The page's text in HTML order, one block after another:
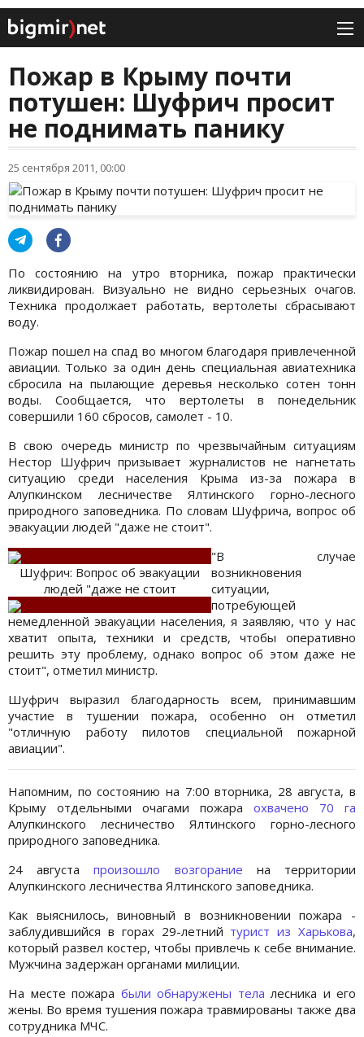
Пожар в Крыму почти
потушен: Шуфрич просит
не поднимать панику
25 сентября 2011, 00:00
По состоянию на утро вторника, пожар практически
ликвидирован. Визуально не видно серьезных очагов.
Техника продолжает работать, вертолеты сбрасывают
воду.
Пожар пошел на спад во многом благодаря привлеченной
авиации. Только за один день специальная авиатехника
сбросила на пылающие деревья несколько сотен тонн
воды. Сообщается, что вертолеты в понедельник
совершили 160 сбросов, самолет - 10.
В свою очередь министр по чрезвычайным ситуациям
Нестор Шуфрич призывает журналистов не нагнетать
ситуацию среди населения Крыма из-за пожара в
Алупкинском лесничестве Ялтинского горно-лесного
природного заповедника. По словам Шуфрича, вопрос об
эвакуации людей "даже не стоит".
Шуфрич: Вопрос об эвакуации
людей "даже не стоит
"В случае
возникновения
ситуации,
потребующей
немедленной эвакуации населения, я заявляю, что у нас
хватит опыта, техники и средств, чтобы оперативно
решить эту проблему, однако вопрос об этом даже не
стоит", отметил министр.
Шуфрич выразил благодарность всем, принимавшим
участие в тушении пожара, особенно он отметил
"отличную работу пилотов специальной пожарной
авиации".
Напомним, по состоянию на 7:00 вторника, 28 августа, в
Крыму отдельными очагами пожара охвачено 70 га
Алупкинского лесничество Ялтинского горно-лесного
природного заповедника.
24 августапроизошло возгорание на территории
Алупкинского лесничества Ялтинского заповедника.
Как выяснилось, виновный в возникновении пожара -
заблудившийся в горах 29-летний турист из Харькова,
который развел костер, чтобы привлечь к себе внимание.
Мужчина задержан органами милиции.
На месте пожара были обнаружены телалесника и его
жены. Во время тушения пожара травмированы также два
сотрудника МЧС.